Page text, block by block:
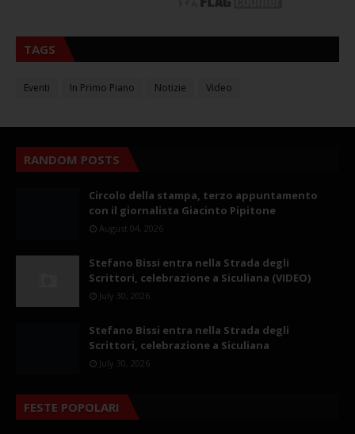
TAGS
Eventi In Primo Piano Notizie Video
RANDOM POSTS
Circolo della stampa, terzo appuntamento
con il giornalista Giacinto Pipitone
August 04, 2026
Stefano Bissi entra nella Strada degli
Scrittori, celebrazione a Siculiana (VIDEO)
July 30, 2026
Stefano Bissi entra nella Strada degli
Scrittori, celebrazione a Siculiana
July 30, 2026
FESTE POPOLARI